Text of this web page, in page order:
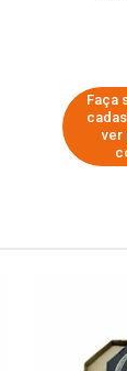
Faça
ver